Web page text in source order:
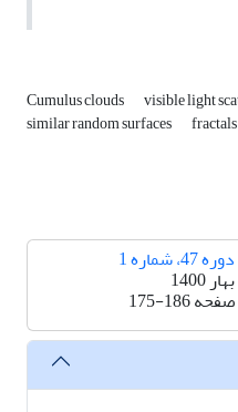
Cumulus clouds visible light
similar random surfaces fractals
دوره 47، شماره 1
بهار 1400
صفحه175-186